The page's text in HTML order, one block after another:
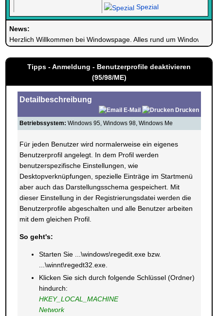
Spezial
News:
Herzlich Willkommen bei Windowspage. Alles rund um Windows.
Tipps - Anmeldung - Benutzerprofile deaktivieren
(95/98/ME)
Detailbeschreibung
E-Mail
Drucken
Betriebssystem: Windows 95, Windows 98, Windows Me
Für jeden Benutzer wird normalerweise ein eigenes
Benutzerprofil angelegt. In dem Profil werden
benutzerspezifische Einstellungen, wie
Desktopverknüpfungen, spezielle Einträge im Startmenü
aber auch das Darstellungsschema gespeichert. Mit
dieser Einstellung in der Registrierungsdatei werden die
Benutzerprofile abgeschalten und alle Benutzer arbeiten
mit dem gleichen Profil.
So geht's:
Starten Sie ...\windows\regedit.exe bzw.
...\winnt\regedt32.exe.
Klicken Sie sich durch folgende Schlüssel (Ordner)
hindurch:
HKEY_LOCAL_MACHINE
Network